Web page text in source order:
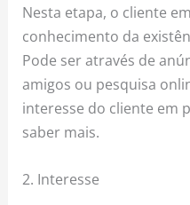
Nesta etapa, o cliente
conhecimento da
Pode ser através de
amigos ou pesquisa
interesse do cliente em
saber mais.
2. Interesse